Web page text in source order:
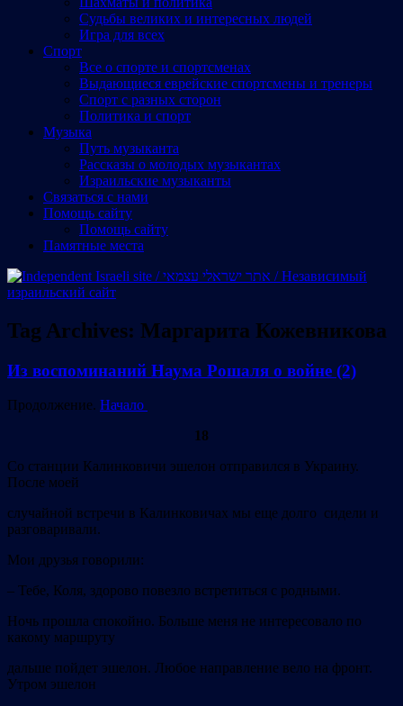
Судьбы великих и интересных людей
Игра для всех
Спорт
Все о спорте и спортсменах
Выдающиеся еврейские спортсмены и тренеры
Спорт с разных сторон
Политика и спорт
Музыка
Путь музыканта
Рассказы о молодых музыкантах
Израильские музыканты
Cвязаться с нами
Помощь сайту
Помощь сайту
Памятные места
Tag Archives: Маргарита Кожевникова
Из воспоминаний Наума Рошаля о войне (2)
Продолжение. Начало
18
Со станции Калинковичи эшелон отправился в Украину.
После моей
случайной встречи в Калинковичах мы еще долго сидели и
разговаривали.
Мои друзья говорили:
– Тебе, Коля, здорово повезло встретиться с родными.
Ночь прошла спокойно. Больше меня не интересовало по
какому маршруту
дальше пойдет эшелон. Любое направление вело на фронт.
Утром эшелон